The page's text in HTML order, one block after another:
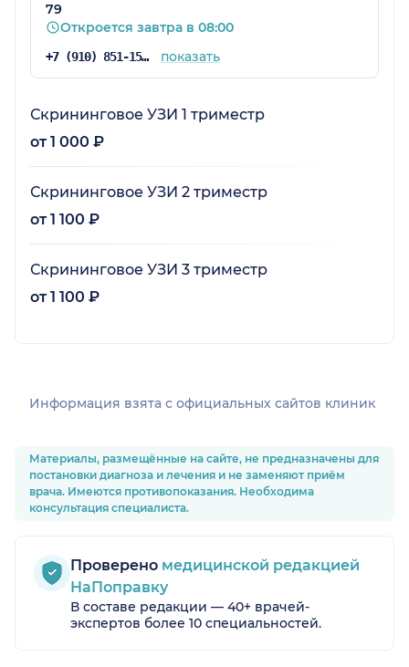
79
Откроется завтра в 08:00
+7 (910) 851-15-22 показать
Скрининговое УЗИ 1 триместр
от 1 000 ₽
Скрининговое УЗИ 2 триместр
от 1 100 ₽
Скрининговое УЗИ 3 триместр
от 1 100 ₽
Информация взята c официальных сайтов клиник
Материалы, размещённые на сайте, не предназначены для
постановки диагноза и лечения и не заменяют приём
врача. Имеются противопоказания. Необходима
консультация специалиста.
Проверено медицинской редакцией
НаПоправку
В составе редакции — 40+ врачей-
экспертов более 10 специальностей.